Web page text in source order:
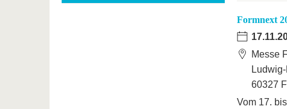
Formnext
Messe
60327
Vom 17.